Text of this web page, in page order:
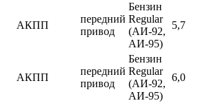
АКПП
передний
привод
Бензин
Regular
(АИ-92,
АИ-95)
5,7
АКПП
передний
привод
Бензин
Regular
(АИ-92,
АИ-95)
6,0